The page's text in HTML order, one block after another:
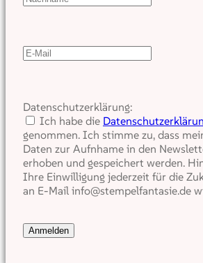
Datenschutzerklärung:
Ich habe die
genommen. Ich stimme zu, dass
Daten zur Aufnhame in den
erhoben und gespeichert werden.
Ihre Einwilligung jederzeit für die
an E-Mail info@stempelfantasie.de